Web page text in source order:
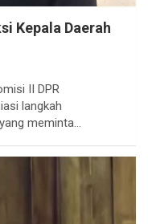
Kepala Daerah
II DPR
langkah
meminta…